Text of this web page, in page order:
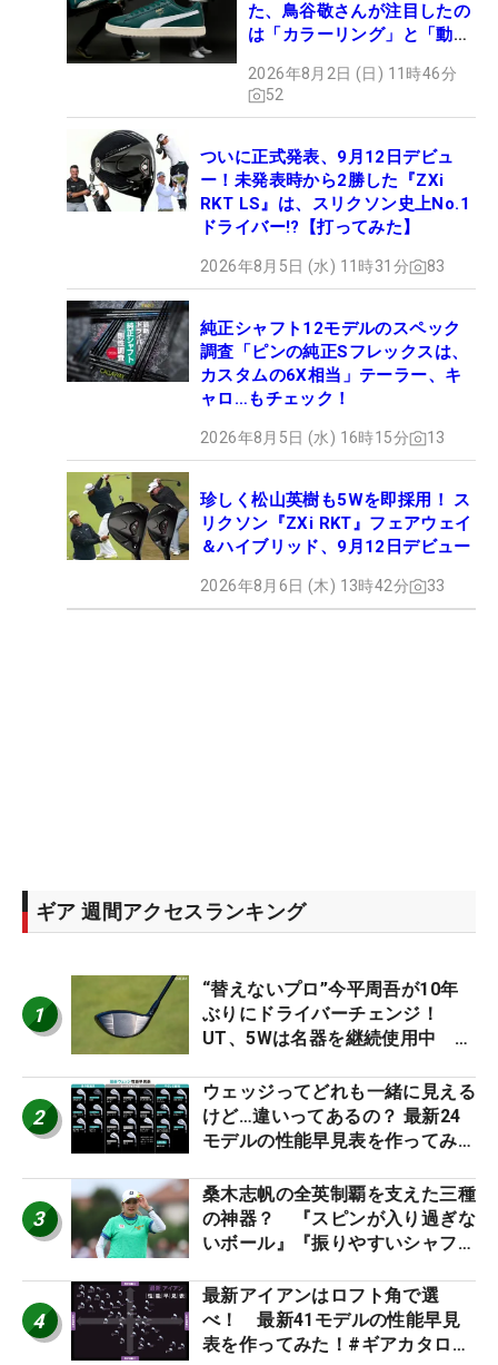
た、鳥谷敬さんが注目したの
は「カラーリング」と「動き
2026年8月2日 (日) 11時46分
52
ついに正式発表、9月12日デビュ
ー！未発表時から2勝した『ZXi
RKT LS』は、スリクソン史上No.1
ドライバー!?【打ってみた】
2026年8月5日 (水) 11時31分 83
純正シャフト12モデルのスペック
調査「ピンの純正Sフレックスは、
カスタムの6X相当」テーラー、キ
ャロ…もチェック！
2026年8月5日 (水) 16時15分 13
珍しく松山英樹も5Wを即採用！ ス
リクソン『ZXi RKT』フェアウェイ
＆ハイブリッド、9月12日デビュー
2026年8月6日 (木) 13時42分 33
ギア 週間アクセスランキング
1
“替えないプロ”今平周吾が10年
ぶりにドライバーチェンジ！
UT、5Wは名器を継続使用中 #
2
ウェッジってどれも一緒に見える
けど…違いってあるの？ 最新24
モデルの性能早見表を作ってみ
3
桑木志帆の全英制覇を支えた三種
の神器？ 『スピンが入り過ぎな
いボール』『振りやすいシャフ
ー』 #女子プロセッティング
4
最新アイアンはロフト角で選
べ！ 最新41モデルの性能早見
表を作ってみた！#ギアカタログ